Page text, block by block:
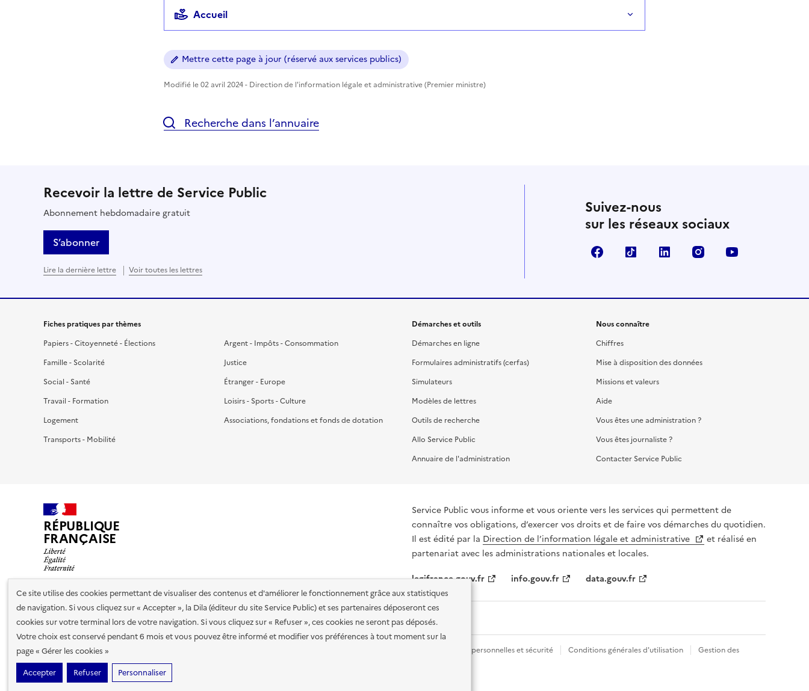
Ce site utilise des cookies permettant de visualiser des contenus et d'améliorer le fonctionnement grâce aux statistiques
de navigation. Si vous cliquez sur « Accepter », la Dila (éditeur du site Service Public) et ses partenaires déposeront ces
cookies sur votre terminal lors de votre navigation. Si vous cliquez sur « Refuser », ces cookies ne seront pas déposés.
Votre choix est conservé pendant 6 mois et vous pouvez être informé et modifier vos préférences à tout moment sur la
page « Gérer les cookies »
Accepter
Refuser Personnaliser
Accueil
Mettre cette page à jour (réservé aux services publics)
Modifié le 02 avril 2024 - Direction de l'information légale et administrative (Premier ministre)
Recherche dans l’annuaire
Recevoir la lettre de Service Public
Abonnement hebdomadaire gratuit
S’abonner
Lire la dernière lettre Voir toutes les lettres
Suivez-nous
sur les réseaux sociaux
FacebookTikTok LinkedIn Instagram
Fiches pratiques par thèmes
Papiers - Citoyenneté - Élections
Famille - Scolarité
Social - Santé
Travail - Formation
Logement
Transports - Mobilité
Argent - Impôts - Consommation
Justice
Étranger - Europe
Loisirs - Sports - Culture
Associations, fondations et fonds de dotation
Démarches et outils
Démarches en ligne
Formulaires administratifs (cerfas)
Simulateurs
Modèles de lettres
Outils de recherche
Allo Service Public
Annuaire de l'administration
Nous connaître
Chiffres
Mise à disposition des données
Missions et valeurs
Aide
Vous êtes une administration ?
Vous êtes journaliste ?
Contacter Service Public
RÉPUBLIQUE
FRANÇAISE
Service Public vous informe et vous oriente vers les services qui permettent de
connaître vos obligations, d’exercer vos droits et de faire vos démarches du quotidien.
Il est édité par la Direction de l’information légale et administrative
et réalisé en
partenariat avec les administrations nationales et locales.
legifrance.gouv.fr
info.gouv.fr data.gouv.fr
Nos partenaires
Plan du site Accessibilité : totalement conforme Données personnelles et sécurité Conditions générales d'utilisation
Gestion des
cookies